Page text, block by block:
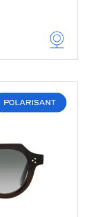
POLARISANT